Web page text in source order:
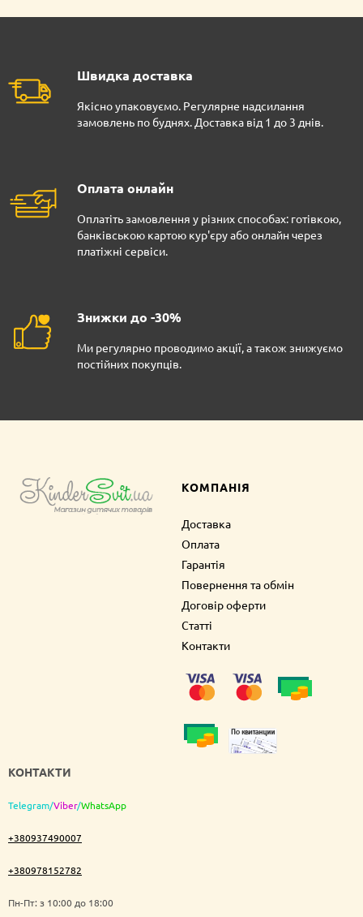
Швидка доставка
Якісно упаковуємо. Регулярне надсилання
замовлень по буднях. Доставка від 1 до 3 днів.
Оплата онлайн
Оплатіть замовлення у різних способах: готівкою,
банківською картою кур'єру або онлайн через
платіжні сервіси.
Знижки до -30%
Ми регулярно проводимо акції, а також знижуємо
постійних покупців.
КОМПАНІЯ
Доставка
Оплата
Гарантія
Повернення та обмін
Договір оферти
Статті
Контакти
КОНТАКТИ
Telegram/Viber/WhatsApp
+380937490007
+380978152782
Пн-Пт: з 10:00 до 18:00